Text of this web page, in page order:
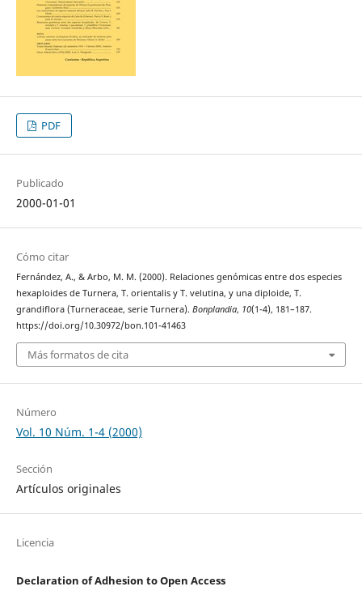
PDF
Publicado
2000-01-01
Cómo citar
Fernández, A., & Arbo, M. M. (2000). Relaciones genómicas entre dos especies
hexaploides de Turnera, T. orientalis y T. velutina, y una diploide, T.
grandiflora (Turneraceae, serie Turnera). Bonplandia, 10(1-4), 181–187.
https://doi.org/10.30972/bon.101-41463
Más formatos de cita
Número
Vol. 10 Núm. 1-4 (2000)
Sección
Artículos originales
Licencia
Declaration of Adhesion to Open Access